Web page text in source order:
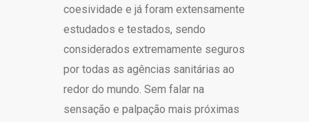
coesividade e já foram extensamente
estudados e testados, sendo
considerados extremamente seguros
por todas as agências sanitárias ao
redor do mundo. Sem falar na
sensação e palpação mais próximas